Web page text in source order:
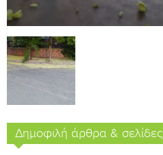
Δημοφιλή άρθρα & σελίδες